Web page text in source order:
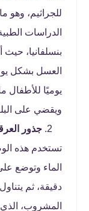
للجراثيم، وهو
الدراسات
العسل بشكل
يوميًا للأطفال
ويقضي على
جذور
تستخدم هذه
دقيقة، ثم
المشروب،